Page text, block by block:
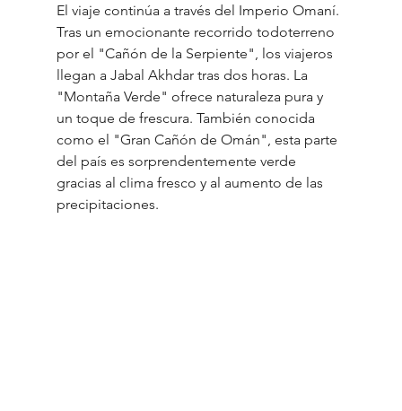
El viaje continúa a través del Imperio Omaní.
Tras un emocionante recorrido todoterreno
por el "Cañón de la Serpiente", los viajeros
llegan a Jabal Akhdar tras dos horas. La
"Montaña Verde" ofrece naturaleza pura y
un toque de frescura. También conocida
como el "Gran Cañón de Omán", esta parte
del país es sorprendentemente verde
gracias al clima fresco y al aumento de las
precipitaciones.